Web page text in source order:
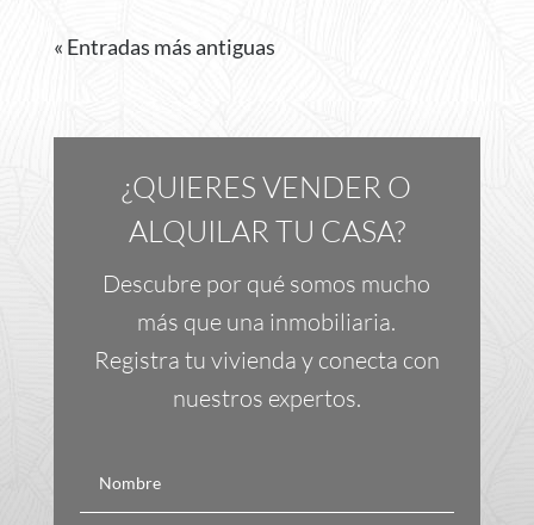
« Entradas más antiguas
¿QUIERES VENDER O
ALQUILAR TU CASA?
Descubre por qué somos mucho
más que una inmobiliaria.
Registra tu vivienda y conecta con
nuestros expertos.